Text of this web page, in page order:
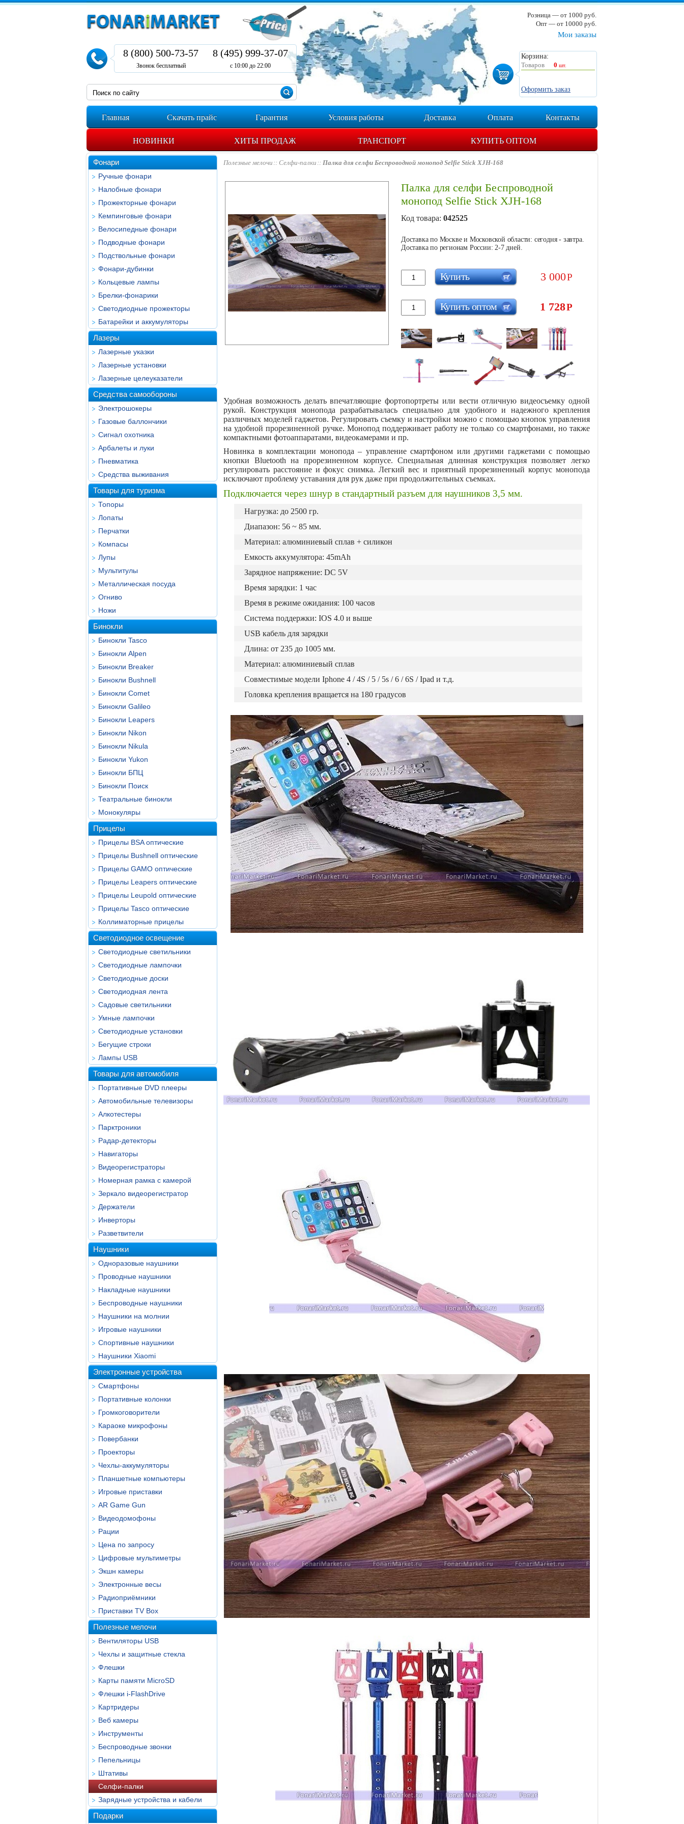
Мои заказы
Корзина:
Товаров
0 шт.
Оформить заказ
8 (800) 500-73-57
Звонок бесплатный
8 (495) 999-37-07
с 10:00 до 22:00
Розница — от 1000 руб.
Опт — от 10000 руб.
Главная Скачать прайс Гарантия Условия работы Доставка Оплата Контакты
НОВИНКИ ХИТЫ ПРОДАЖ ТРАНСПОРТ КУПИТЬ ОПТОМ
Фонари
Ручные фонари
Налобные фонари
Прожекторные фонари
Кемпинговые фонари
Велосипедные фонари
Подводные фонари
Подствольные фонари
Фонари-дубинки
Кольцевые лампы
Брелки-фонарики
Светодиодные прожекторы
Батарейки и аккумуляторы
Лазеры
Лазерные указки
Лазерные установки
Лазерные целеуказатели
Средства самообороны
Электрошокеры
Газовые баллончики
Сигнал охотника
Арбалеты и луки
Пневматика
Средства выживания
Товары для туризма
Топоры
Лопаты
Перчатки
Компасы
Лупы
Мультитулы
Металлическая посуда
Огниво
Ножи
Бинокли
Бинокли Tasco
Бинокли Alpen
Бинокли Breaker
Бинокли Bushnell
Бинокли Comet
Бинокли Galileo
Бинокли Leapers
Бинокли Nikon
Бинокли Nikula
Бинокли Yukon
Бинокли БПЦ
Бинокли Поиск
Театральные бинокли
Монокуляры
Прицелы
Прицелы BSA оптические
Прицелы Bushnell оптические
Прицелы GAMO оптические
Прицелы Leapers оптические
Прицелы Leupold оптические
Прицелы Tasco оптические
Коллиматорные прицелы
Светодиодное освещение
Светодиодные светильники
Светодиодные лампочки
Светодиодные доски
Светодиодная лента
Садовые светильники
Умные лампочки
Светодиодные установки
Бегущие строки
Лампы USB
Товары для автомобиля
Портативные DVD плееры
Автомобильные телевизоры
Алкотестеры
Парктроники
Радар-детекторы
Навигаторы
Видеорегистраторы
Номерная рамка с камерой
Зеркало видеорегистратор
Держатели
Инверторы
Разветвители
Наушники
Одноразовые наушники
Проводные наушники
Накладные наушники
Беспроводные наушники
Наушники на молнии
Игровые наушники
Спортивные наушники
Наушники Xiaomi
Электронные устройства
Смартфоны
Портативные колонки
Громкоговорители
Караоке микрофоны
Повербанки
Проекторы
Чехлы-аккумуляторы
Планшетные компьютеры
Игровые приставки
AR Game Gun
Видеодомофоны
Рации
Цена по запросу
Цифровые мультиметры
Экшн камеры
Электронные весы
Радиоприёмники
Приставки TV Box
Полезные мелочи
Вентиляторы USB
Чехлы и защитные стекла
Флешки
Карты памяти MicroSD
Флешки i-FlashDrive
Картридеры
Веб камеры
Инструменты
Беспроводные звонки
Пепельницы
Штативы
Селфи-палки
Зарядные устройства и кабели
Подарки
Полезные мелочи Селфи-палки Палка для селфи Беспроводной монопод Selfie Stick XJH-168
Палка для селфи Беспроводной
монопод Selfie Stick XJH-168
Код товара: 042525
Доставка по Москве и Московской области: сегодня - завтра.
Доставка по регионам России: 2-7 дней.
3 000Р
Купить
1 728Р
Купить оптом
Удобная возможность делать впечатляющие фортопортреты или вести отличную видеосъемку одной
рукой. Конструкция монопода разрабатывалась специально для удобного и надежного крепления
различных моделей гаджетов. Регулировать съемку и настройки можно с помощью кнопок управления
на удобной прорезиненной ручке. Монопод поддерживает работу не только со смартфонами, но также
компактными фотоаппаратами, видеокамерами и пр.
Новинка в комплектации монопода – управление смартфоном или другими гаджетами с помощью
кнопки Bluetooth на прорезиненном корпусе. Специальная длинная конструкция позволяет легко
регулировать расстояние и фокус снимка. Легкий вес и приятный прорезиненный корпус монопода
исключают проблему уставания для рук даже при продолжительных съемках.
Подключается через шнур в стандартный разъем для наушников 3,5 мм.
Нагрузка: до 2500 гр.
Диапазон: 56 ~ 85 мм.
Материал: алюминиевый сплав + силикон
Емкость аккумулятора: 45mAh
Зарядное напряжение: DC 5V
Время зарядки: 1 час
Время в режиме ожидания: 100 часов
Система поддержки: IOS 4.0 и выше
USB кабель для зарядки
Длина: от 235 до 1005 мм.
Материал: алюминиевый сплав
Совместимые модели Iphone 4 / 4S / 5 / 5s / 6 / 6S / Ipad и т.д.
Головка крепления вращается на 180 градусов